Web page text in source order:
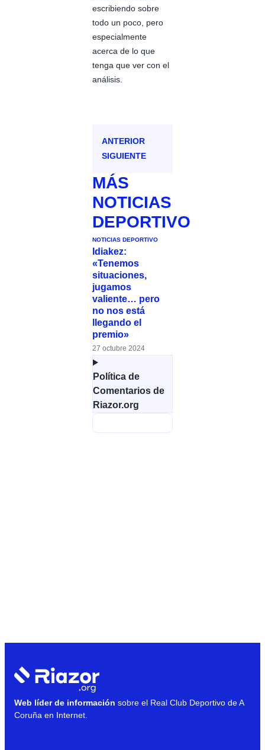
escribiendo sobre
todo un poco, pero
especialmente
acerca de lo que
tenga que ver con el
análisis.
ANTERIOR
SIGUIENTE
MÁS
NOTICIAS
DEPORTIVO
NOTICIAS DEPORTIVO
Idiakez:
«Tenemos
situaciones,
jugamos
valiente… pero
no nos está
llegando el
premio»
27 octubre 2024
Política de
Comentarios de
Riazor.org
Web líder de información sobre el Real Club Deportivo de A
Coruña en Internet.